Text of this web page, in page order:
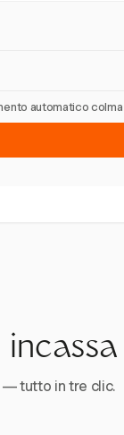
automatico colma
— tutto in tre clic.